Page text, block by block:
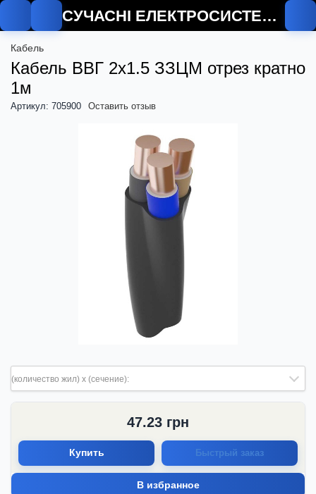
СУЧАСНІ ЕЛЕКТРОСИСТЕМИ
Кабель
Кабель ВВГ 2х1.5 ЗЗЦМ отрез кратно
1м
Артикул: 705900 Оставить отзыв
(количество жил) х (сечение):
47.23 грн
Купить Быстрый заказ
В избранное